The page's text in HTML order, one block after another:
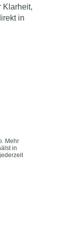
Klarheit,
in
Mehr
in